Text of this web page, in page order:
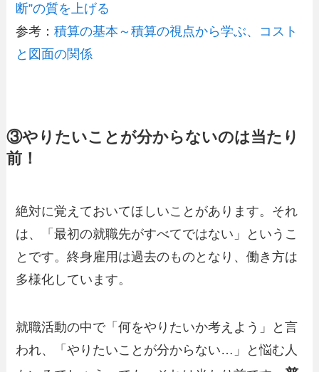
断”の質を上げる
参考：積算の基本～積算の視点から学ぶ、コスト
と図面の関係
③やりたいことが分からないのは当たり
前！
絶対に覚えておいてほしいことがあります。それ
は、「最初の就職先がすべてではない」というこ
とです。終身雇用は過去のものとなり、働き方は
多様化しています。
就職活動の中で「何をやりたいか考えよう」と言
われ、「やりたいことが分からない…」と悩む人